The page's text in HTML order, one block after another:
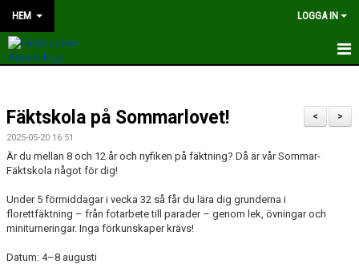
HEM LOGGA IN
NYHETER
OM KLUBBEN
KALENDER
BILDER
>
<
Fäktskola på Sommarlovet!
2025-05-20 16:51
Är du mellan 8 och 12 år och nyfiken på fäktning? Då är vår Sommar-
Fäktskola något för dig!
Under 5 förmiddagar i vecka 32 så får du lära dig grunderna i
florettfäktning – från fotarbete till parader – genom lek, övningar och
miniturneringar. Inga förkunskaper krävs!
Datum: 4–8 augusti